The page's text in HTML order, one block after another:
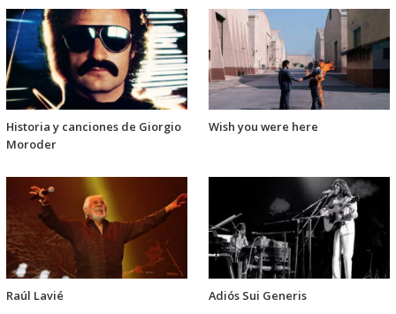
Historia y canciones de Giorgio
Moroder
Wish you were here
Raúl Lavié Adiós Sui Generis